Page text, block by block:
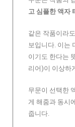
고 심플한 액자
같은 작품이라
보입니다. 이는
이기도 한다는
리어)이 이상하
무문이 선택한
게 해줌과 동시
줍니다.